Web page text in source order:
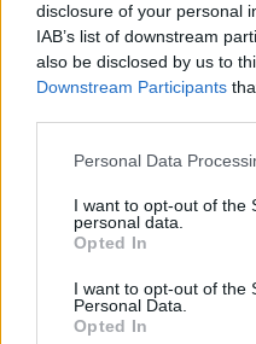
disclosure of your personal
IAB’s list of downstream
also be disclosed by us to
Downstream Participants
Please note that this
not limited to your visit or
grant or deny consent to
use your data for below
consent section.
Personal Data
I want to opt-out of the
personal data.
Opted In
I want to opt-out of the
Personal Data.
Opted In
TENNIS